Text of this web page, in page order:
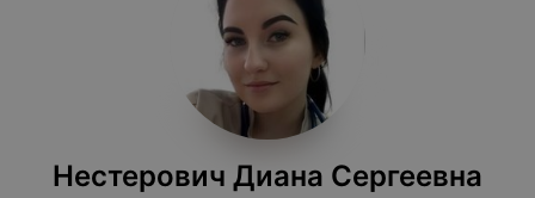
Нестерович Диана Сергеевна